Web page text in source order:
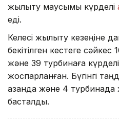
жылыту маусымы күрделі
еді.
Келесі жылыту кезеңіне
бекітілген кестеге сәйкес
және 39 турбинаға
жоспарланған. Бүгінгі
қазанда және 4
басталды.